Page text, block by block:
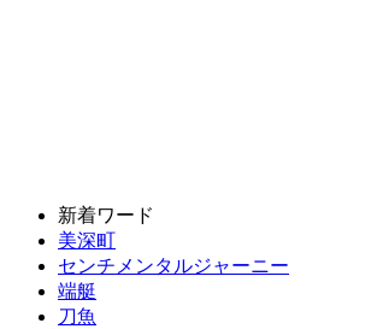
新着ワード
美深町
センチメンタルジャーニー
端艇
刀魚